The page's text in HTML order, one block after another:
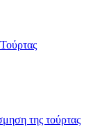
της τούρτας